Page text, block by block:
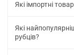
Які імпортні
Які
рубців?